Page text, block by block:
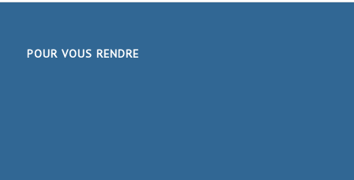
POUR VOUS RENDRE